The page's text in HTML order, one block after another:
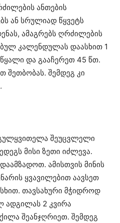
ანთების
ან სრულიად წყვეტს
ამაგრებს ღრძილების
კალენდულას დაასხით 1
და გააჩერეთ 45 წთ.
შემდეგ კი
შეუცვლელი
მისი ზეთი იძლევა.
ამისთვის მინის
ყვავილებით აავსეთ
თავსახური მჭიდროდ
ადგილას 2 კვირა
შეანჯღრიეთ. შემდეგ